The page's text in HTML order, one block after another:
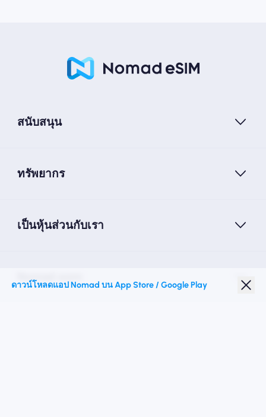
สนับสนุน
ทรัพยากร
เป็นหุ้นส่วนกับเรา
Nomad esim
ดาวน์โหลดแอป Nomad บน App Store / Google Play